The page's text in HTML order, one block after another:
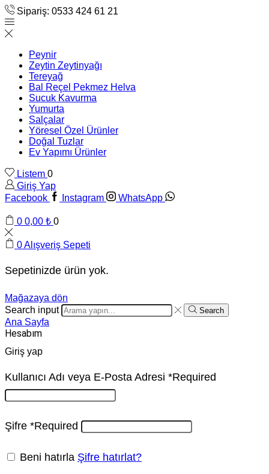
Sipariş: 0533 424 61 21
Peynir
Zeytin Zeytinyağı
Tereyağ
Bal Reçel Pekmez Helva
Sucuk Kavurma
Yumurta
Salçalar
Yöresel Özel Ürünler
Doğal Tuzlar
Ev Yapımı Ürünler
Listem 0
Giriş Yap
Facebook
Instagram WhatsApp
0 0,00 ₺ 0
0Alışveriş Sepeti
Sepetinizde ürün yok.
Mağazaya dön
Search input
Search
Ana Sayfa
Hesabım
Giriş yap
Kullanıcı Adı veya E-Posta Adresi *Required
Şifre *Required
Beni hatırla Şifre hatırlat?